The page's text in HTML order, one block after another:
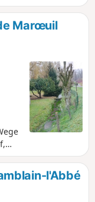
Marœuil
l'Abbé